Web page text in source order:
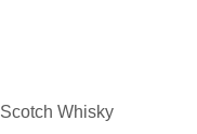
Scotch Whisky